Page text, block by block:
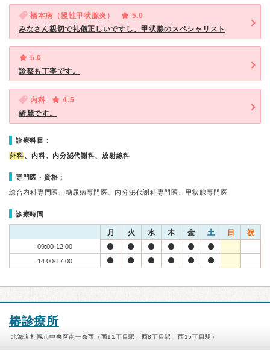
橋本病（慢性甲状腺炎）
5.0
みなさん親切で礼儀正しいですし、甲状腺のスペシャリスト
5.0
診察も丁寧です。
内科
4.5
綺麗です。
診療科目：
外科、内科、内分泌代謝科、放射線科
専門医・資格：
総合内科専門医、糖尿病専門医、内分泌代謝科専門医、甲状腺専門医
診療時間
月 火 水 木 金 土 日 祝
09:00-12:00
14:00-17:00
椿診療所
北海道札幌市中央区南一条西（西11丁目駅、西8丁目駅、西15丁目駅）